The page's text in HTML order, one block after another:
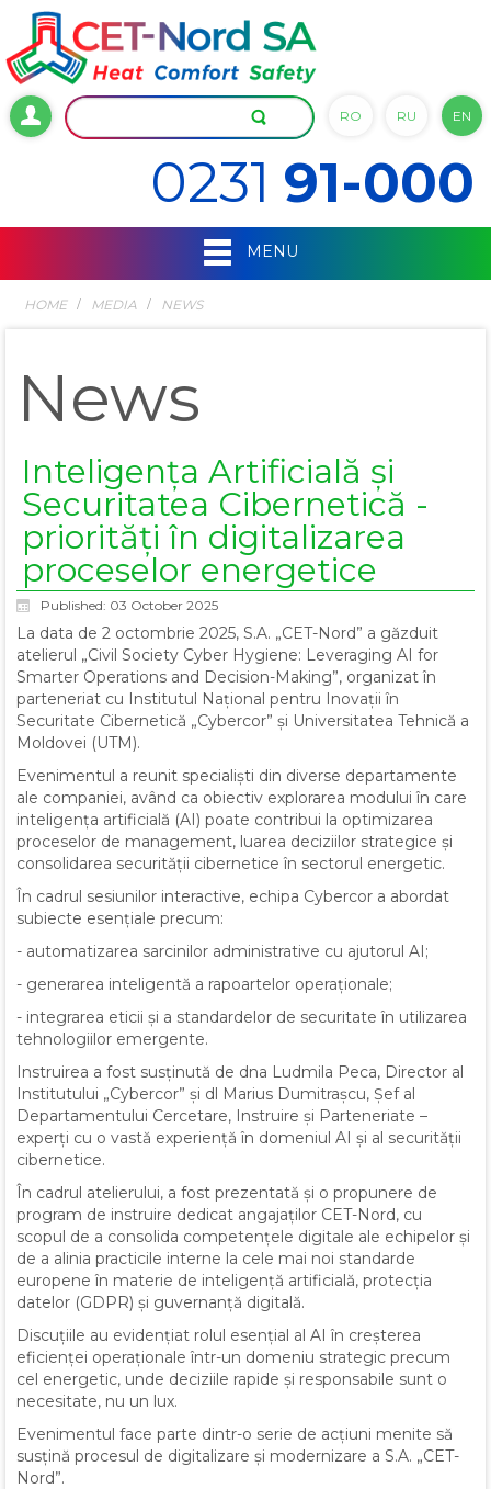
RO RU EN
0231 91-000
MENU
HOME MEDIA NEWS
News
Inteligența Artificială și
Securitatea Cibernetică -
priorități în digitalizarea
proceselor energetice
Published: 03 October 2025
La data de 2 octombrie 2025, S.A. „CET-Nord” a găzduit
atelierul „Civil Society Cyber Hygiene: Leveraging AI for
Smarter Operations and Decision-Making”, organizat în
parteneriat cu Institutul Național pentru Inovații în
Securitate Cibernetică „Cybercor” și Universitatea Tehnică a
Moldovei (UTM).
Evenimentul a reunit specialiști din diverse departamente
ale companiei, având ca obiectiv explorarea modului în care
inteligența artificială (AI) poate contribui la optimizarea
proceselor de management, luarea deciziilor strategice și
consolidarea securității cibernetice în sectorul energetic.
În cadrul sesiunilor interactive, echipa Cybercor a abordat
subiecte esențiale precum:
- automatizarea sarcinilor administrative cu ajutorul AI;
- generarea inteligentă a rapoartelor operaționale;
- integrarea eticii și a standardelor de securitate în utilizarea
tehnologiilor emergente.
Instruirea a fost susținută de dna Ludmila Peca, Director al
Institutului „Cybercor” și dl Marius Dumitrașcu, Șef al
Departamentului Cercetare, Instruire și Parteneriate –
experți cu o vastă experiență în domeniul AI și al securității
cibernetice.
În cadrul atelierului, a fost prezentată și o propunere de
program de instruire dedicat angajaților CET-Nord, cu
scopul de a consolida competențele digitale ale echipelor și
de a alinia practicile interne la cele mai noi standarde
europene în materie de inteligență artificială, protecția
datelor (GDPR) și guvernanță digitală.
Discuțiile au evidențiat rolul esențial al AI în creșterea
eficienței operaționale într-un domeniu strategic precum
cel energetic, unde deciziile rapide și responsabile sunt o
necesitate, nu un lux.
Evenimentul face parte dintr-o serie de acțiuni menite să
susțină procesul de digitalizare și modernizare a S.A. „CET-
Nord”.